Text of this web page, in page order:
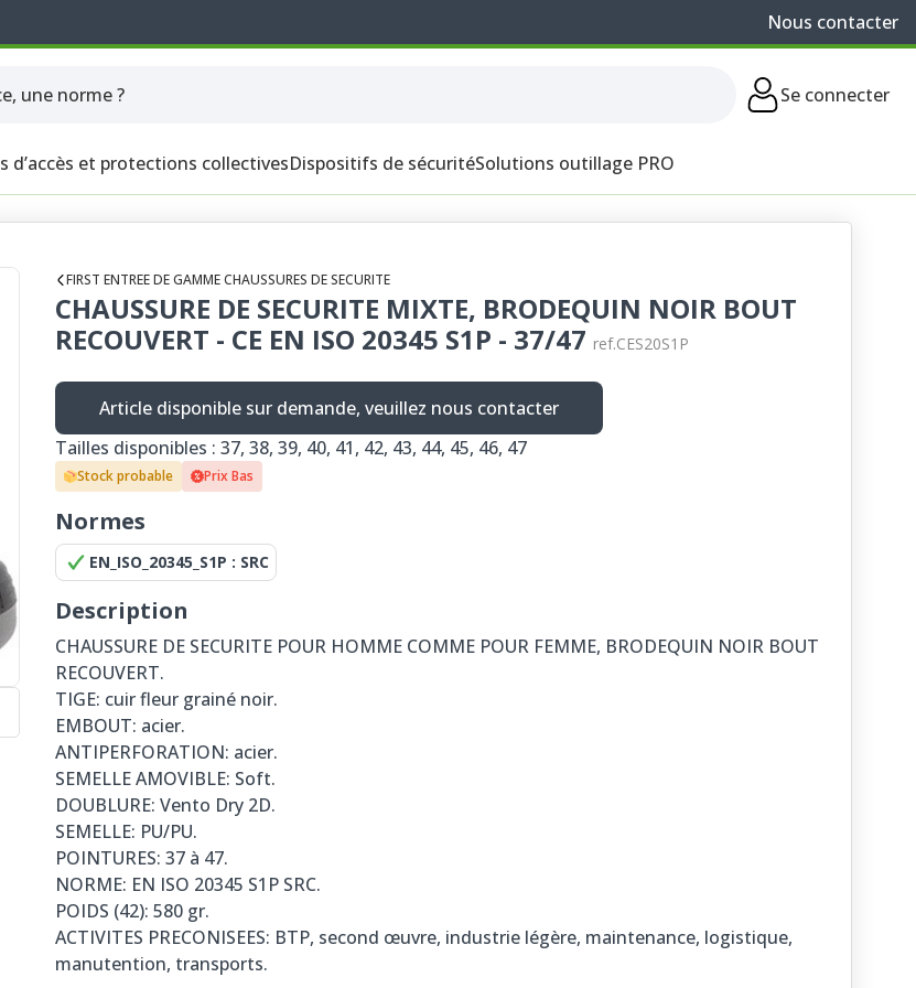
Nous contacter
Se connecter
d’accès et protections collectivesDispositifs de sécuritéSolutions outillage PRO
FIRST ENTREE DE GAMME CHAUSSURES DE SECURITE
CHAUSSURE DE SECURITE MIXTE, BRODEQUIN NOIR BOUT
RECOUVERT - CE EN ISO 20345 S1P - 37/47 ref.CES20S1P
Article disponible sur demande, veuillez nous contacter
Tailles disponibles : 37, 38, 39, 40, 41, 42, 43, 44, 45, 46, 47
Stock probable Prix Bas
Normes
EN_ISO_20345_S1P : SRC
Description
CHAUSSURE DE SECURITE POUR HOMME COMME POUR FEMME, BRODEQUIN NOIR BOUT
RECOUVERT.
TIGE: cuir fleur grainé noir.
EMBOUT: acier.
ANTIPERFORATION: acier.
SEMELLE AMOVIBLE: Soft.
DOUBLURE: Vento Dry 2D.
SEMELLE: PU/PU.
POINTURES: 37 à 47.
NORME: EN ISO 20345 S1P SRC.
POIDS (42): 580 gr.
ACTIVITES PRECONISEES: BTP, second œuvre, industrie légère, maintenance, logistique,
manutention, transports.